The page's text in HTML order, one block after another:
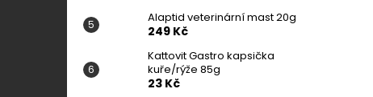
Alaptid veterinární mast 20g
249 Kč
Kattovit Gastro kapsička
kuře/rýže 85g
23 Kč